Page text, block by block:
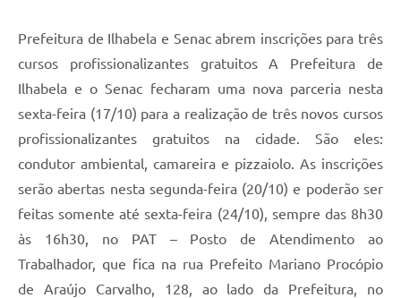
Prefeitura de Ilhabela e Senac abrem inscrições para três
cursos profissionalizantes gratuitos A Prefeitura de
Ilhabela e o Senac fecharam uma nova parceria nesta
sexta-feira (17/10) para a realização de três novos cursos
profissionalizantes gratuitos na cidade. São eles:
condutor ambiental, camareira e pizzaiolo. As inscrições
serão abertas nesta segunda-feira (20/10) e poderão ser
feitas somente até sexta-feira (24/10), sempre das 8h30
às 16h30, no PAT – Posto de Atendimento ao
Trabalhador, que fica na rua Prefeito Mariano Procópio
de Araújo Carvalho, 128, ao lado da Prefeitura, no